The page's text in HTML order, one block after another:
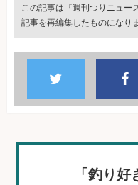
この記事は『週刊つりニュー
記事を再編集したものになり
「釣り